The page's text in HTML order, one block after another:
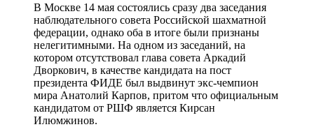
В Москве 14 мая состоялись сразу два заседания
наблюдательного совета Российской шахматной
федерации, однако оба в итоге были признаны
нелегитимными. На одном из заседаний, на
котором отсутствовал глава совета Аркадий
Дворкович, в качестве кандидата на пост
президента ФИДЕ был выдвинут экс-чемпион
мира Анатолий Карпов, притом что официальным
кандидатом от РШФ является Кирсан
Илюмжинов.